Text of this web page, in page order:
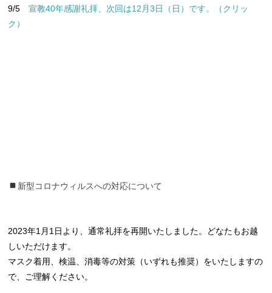
9/5宣教40年感謝礼拝、次回は12月3日（日）です。（クリッ
ク）
新型コロナウィルスへの対応について
2023年1月1日より、通常礼拝を再開いたしました。どなたもお越
しいただけます。
マスク着用、検温、消毒等の対策（いずれも推奨）をいたしますの
で、ご理解ください。